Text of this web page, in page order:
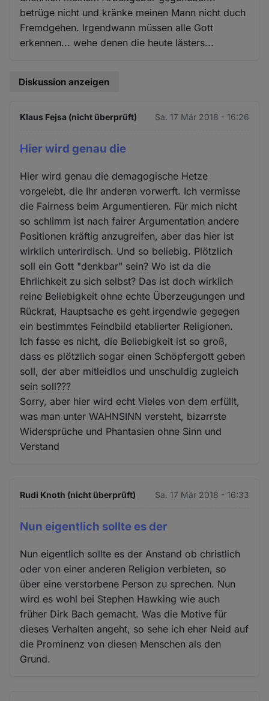
betrüge nicht und kränke meinen Mann nicht duch
Fremdgehen. Irgendwann müssen alle Gott
erkennen... wehe denen die heute lästers...
Diskussion anzeigen
Klaus Fejsa (nicht überprüft) Sa. 17 Mär 2018 - 16:26
Hier wird genau die
Hier wird genau die demagogische Hetze
vorgelebt, die Ihr anderen vorwerft. Ich vermisse
die Fairness beim Argumentieren. Für mich nicht
so schlimm ist nach fairer Argumentation andere
Positionen kräftig anzugreifen, aber das hier ist
wirklich unterirdisch. Und so beliebig. Plötzlich
soll ein Gott "denkbar" sein? Wo ist da die
Ehrlichkeit zu sich selbst? Das ist doch wirklich
reine Beliebigkeit ohne echte Überzeugungen und
Rückrat, Hauptsache es geht irgendwie gegegen
ein bestimmtes Feindbild etablierter Religionen.
Ich fasse es nicht, die Beliebigkeit ist so groß,
dass es plötzlich sogar einen Schöpfergott geben
soll, der aber mitleidlos und unschuldig zugleich
sein soll???
Sorry, aber hier wird echt Vieles von dem erfüllt,
was man unter WAHNSINN versteht, bizarrste
Widersprüche und Phantasien ohne Sinn und
Verstand
Rudi Knoth (nicht überprüft) Sa. 17 Mär 2018 - 16:33
Nun eigentlich sollte es der
Nun eigentlich sollte es der Anstand ob christlich
oder von einer anderen Religion verbieten, so
über eine verstorbene Person zu sprechen. Nun
wird es wohl bei Stephen Hawking wie auch
früher Dirk Bach gemacht. Was die Motive für
dieses Verhalten angeht, so sehe ich eher Neid auf
die Prominenz von diesen Menschen als den
Grund.